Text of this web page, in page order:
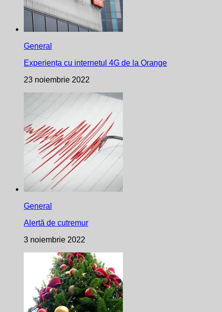
General
Experiența cu internetul 4G de la Orange
23 noiembrie 2022
General
Alertă de cutremur
3 noiembrie 2022